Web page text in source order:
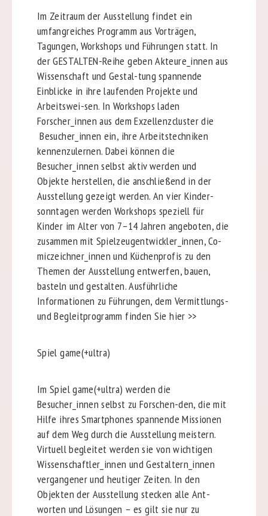
Im Zeitraum der Ausstellung findet ein
umfangreiches Programm aus Vorträgen,
Tagungen, Workshops und Führungen statt. In
der GESTALTEN-Reihe geben Akteure_innen aus
Wissenschaft und Gestal-tung spannende
Einblicke in ihre laufenden Projekte und
Arbeitswei-sen. In Workshops laden
Forscher_innen aus dem Exzellenzcluster die
Besucher_innen ein, ihre Arbeitstechniken
kennenzulernen. Dabei können die
Besucher_innen selbst aktiv werden und
Objekte herstellen, die anschließend in der
Ausstellung gezeigt werden. An vier Kinder-
sonntagen werden Workshops speziell für
Kinder im Alter von 7–14 Jahren angeboten, die
zusammen mit Spielzeugentwickler_innen, Co-
miczeichner_innen und Küchenprofis zu den
Themen der Ausstellung entwerfen, bauen,
basteln und gestalten. Ausführliche
Informationen zu Führungen, dem Vermittlungs-
und Begleitprogramm finden Sie hier >>
Spiel game(+ultra)
Im Spiel game(+ultra) werden die
Besucher_innen selbst zu Forschen-den, die mit
Hilfe ihres Smartphones spannende Missionen
auf dem Weg durch die Ausstellung meistern.
Virtuell begleitet werden sie von wichtigen
Wissenschaftler_innen und Gestaltern_innen
vergangener und heutiger Zeiten. In den
Objekten der Ausstellung stecken alle Ant-
worten und Lösungen – es gilt sie nur zu